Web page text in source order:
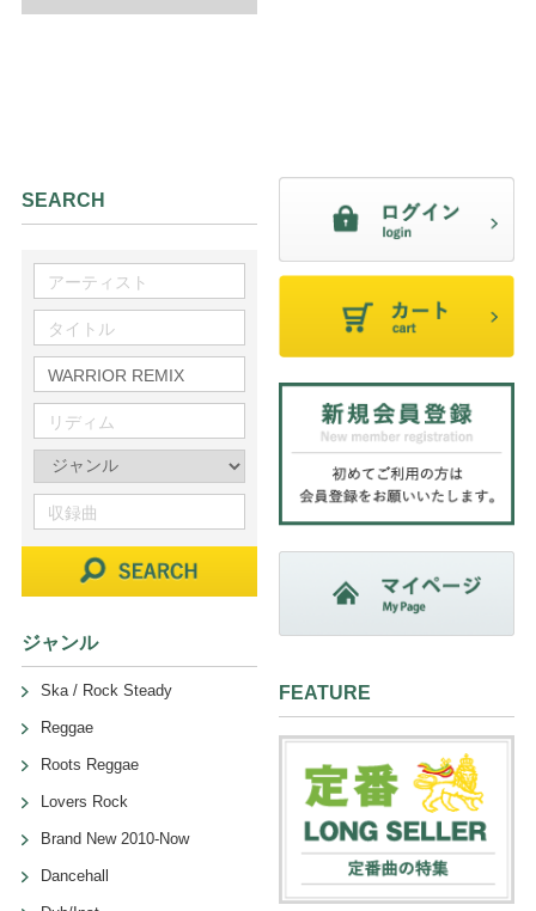
SEARCH
ジャンル
Ska / Rock Steady
Reggae
Roots Reggae
Lovers Rock
Brand New 2010-Now
Dancehall
FEATURE